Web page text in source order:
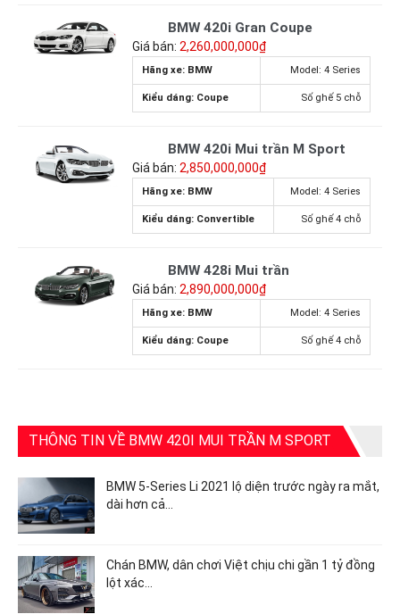
BMW 420i Gran Coupe
Giá bán: 2,260,000,000₫
Hãng xe: BMW Model: 4 Series
Kiểu dáng: Coupe Số ghế 5 chỗ
BMW 420i Mui trần M Sport
Giá bán: 2,850,000,000₫
Hãng xe: BMW Model: 4 Series
Kiểu dáng: Convertible Số ghế 4 chỗ
BMW 428i Mui trần
Giá bán: 2,890,000,000₫
Hãng xe: BMW Model: 4 Series
Kiểu dáng: Coupe Số ghế 4 chỗ
THÔNG TIN VỀ BMW 420I MUI TRẦN M SPORT
BMW 5-Series Li 2021 lộ diện trước ngày ra mắt,
dài hơn cả…
Chán BMW, dân chơi Việt chịu chi gần 1 tỷ đồng
lột xác…